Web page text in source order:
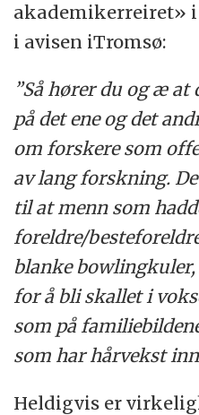
akademikerreiret»
i avisen iTromsø:
”Så hører du og æ
på det ene og det
om forskere som
av lang forskning.
til at menn som
foreldre/
blanke bowlingkuler,
for å bli skallet i
som på
som har hårvekst
Heldigvis er